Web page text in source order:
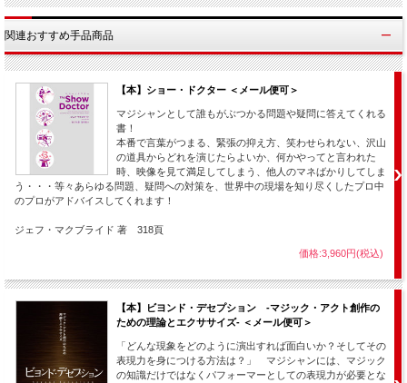
た。
また「ファンタスティックス」など映画のコンサルティングもしています。
高い評価を得た「シャッターリング・イリュージョン」の著者であり、「ア
ル・エクスプラネーション」では共同執筆者として参加。
またペン＆テラーの「ハウ・トゥー・プレイ・ウィズ・ユア・フード」では
クリエイティブ・コンサルティングも務めました。
「マジック・フォー・ダミー」や「スケプティック・マガジン」に寄稿し、
「ジニー」誌ではコラムニストを務め、ニューヨーク・プレスでは「絶対読
むべき、読めば必ず恐怖を覚えるマジック界のミチコ・カクタニだ」と評さ
れました。
さらに13ヶ国でスライハンド・マジックの芸術性についてレクチャーし、
スライハンドを中心とした熱いセミナーを主催しています。
このDVDには現場プロが培った実用的なアイデア、実際のプロ生活で取捨選
ジェイミーが振るう熱弁と会場の興奮をそのままにライブ形式でお届けしま
◆ ウィッシュ・フルフィルメント
関連おすすめ手品商品
【本】ショー・ドクター ＜メール便可＞
マジシャンとして誰もがぶつかる問題や疑問に答えてくれる
書！
本番で言葉がつまる、緊張の抑え方、笑わせられない、沢山
の道具からどれを演じたらよいか、何かやってと言われた
時、映像を見て満足してしまう、他人のマネばかりしてしま
う・・・等々あらゆる問題、疑問への対策を、世界中の現場を知り尽くしたプロ中
のプロがアドバイスしてくれます！
ジェフ・マクブライド 著 318頁
価格:3,960円(税込)
【本】ビヨンド・デセプション -マジック・アクト創作の
ための理論とエクササイズ- ＜メール便可＞
「どんな現象をどのように演出すれば面白いか？そしてその
表現力を身につける方法は？」 マジシャンには、マジック
の知識だけではなくパフォーマーとしての表現力が必要とな